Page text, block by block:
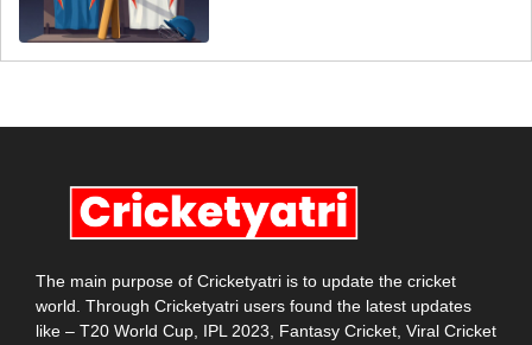
The main purpose of Cricketyatri is to update the cricket
world. Through Cricketyatri users found the latest updates
like – T20 World Cup, IPL 2023, Fantasy Cricket, Viral Cricket